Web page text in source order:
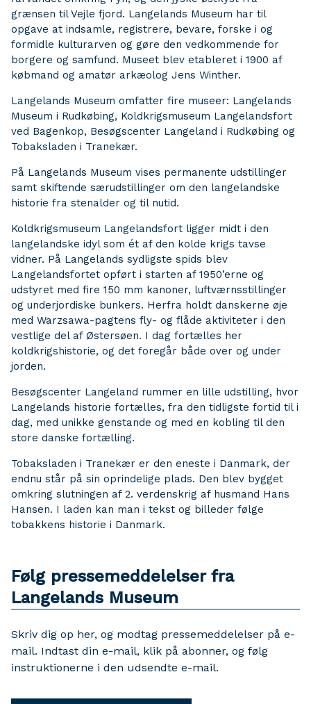
grænsen til Vejle fjord. Langelands Museum har til
opgave at indsamle, registrere, bevare, forske i og
formidle kulturarven og gøre den vedkommende for
borgere og samfund. Museet blev etableret i 1900 af
købmand og amatør arkæolog Jens Winther.
Langelands Museum omfatter fire museer: Langelands
Museum i Rudkøbing, Koldkrigsmuseum Langelandsfort
ved Bagenkop, Besøgscenter Langeland i Rudkøbing og
Tobaksladen i Tranekær.
På Langelands Museum vises permanente udstillinger
samt skiftende særudstillinger om den langelandske
historie fra stenalder og til nutid.
Koldkrigsmuseum Langelandsfort ligger midt i den
langelandske idyl som ét af den kolde krigs tavse
vidner. På Langelands sydligste spids blev
Langelandsfortet opført i starten af 1950’erne og
udstyret med fire 150 mm kanoner, luftværnsstillinger
og underjordiske bunkers. Herfra holdt danskerne øje
med Warzsawa-pagtens fly- og flåde aktiviteter i den
vestlige del af Østersøen. I dag fortælles her
koldkrigshistorie, og det foregår både over og under
jorden.
Besøgscenter Langeland rummer en lille udstilling, hvor
Langelands historie fortælles, fra den tidligste fortid til i
dag, med unikke genstande og med en kobling til den
store danske fortælling.
Tobaksladen i Tranekær er den eneste i Danmark, der
endnu står på sin oprindelige plads. Den blev bygget
omkring slutningen af 2. verdenskrig af husmand Hans
Hansen. I laden kan man i tekst og billeder følge
tobakkens historie i Danmark.
Følg pressemeddelelser fra
Langelands Museum
Skriv dig op her, og modtag pressemeddelelser på e-
mail. Indtast din e-mail, klik på abonner, og følg
instruktionerne i den udsendte e-mail.